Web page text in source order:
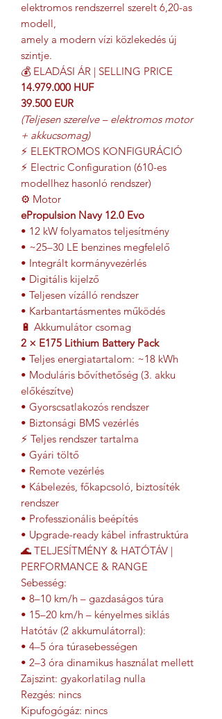
elektromos rendszerrel szerelt 6,20-as
modell,
amely a modern vízi közlekedés új
szintje.
💰 ELADÁSI ÁR | SELLING PRICE
14.979.000 HUF
39.500 EUR
(Teljesen szerelve – elektromos motor
+ akkucsomag)
⚡ ELEKTROMOS KONFIGURÁCIÓ
⚡ Electric Configuration (610-es
modellhez hasonló rendszer)
⚙ Motor
ePropulsion Navy 12.0 Evo
• 12 kW folyamatos teljesítmény
• ~25–30 LE benzines megfelelő
• Integrált kormányvezérlés
• Digitális kijelző
• Teljesen vízálló rendszer
• Karbantartásmentes működés
🔋 Akkumulátor csomag
2 × E175 Lithium Battery Pack
• Teljes energiatartalom: ~18 kWh
• Moduláris bővíthetőség (3. akku
előkészítve)
• Gyorscsatlakozós rendszer
• Biztonsági BMS vezérlés
⚡ Teljes rendszer tartalma
• Gyári töltő
• Remote vezérlés
• Kábelezés, főkapcsoló, biztosíték
rendszer
• Professzionális beépítés
• Upgrade-ready kábel infrastruktúra
🌊 TELJESÍTMÉNY & HATÓTÁV |
PERFORMANCE & RANGE
Sebesség:
• 8–10 km/h – gazdaságos túra
• 15–20 km/h – kényelmes siklás
Hatótáv (2 akkumulátorral):
• 4–5 óra túrasebességen
• 2–3 óra dinamikus használat mellett
Zajszint: gyakorlatilag nulla
Rezgés: nincs
Kipufogógáz: nincs